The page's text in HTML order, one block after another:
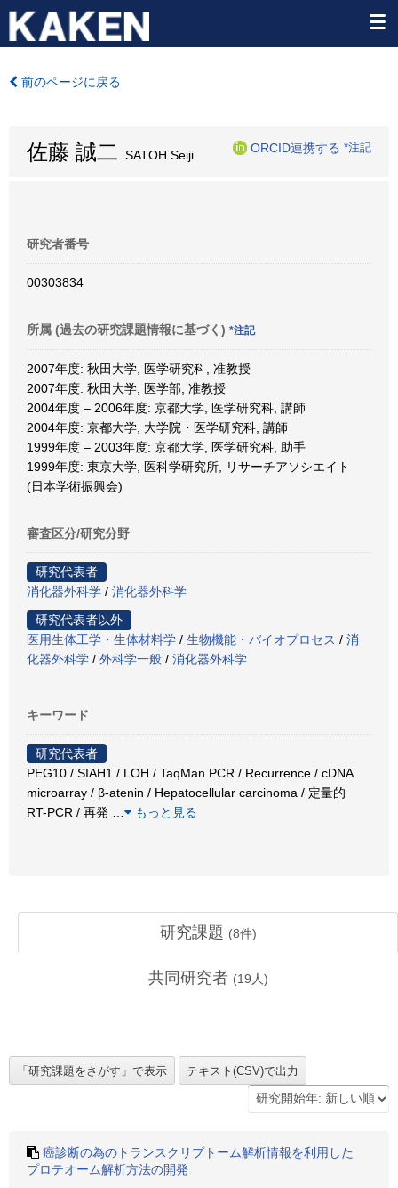
前のページに戻る
佐藤 誠二 SATOH Seiji
ORCID連携する *注記
研究者番号
00303834
所属 (過去の研究課題情報に基づく) *注記
2007年度: 秋田大学, 医学研究科, 准教授
2007年度: 秋田大学, 医学部, 准教授
2004年度 – 2006年度: 京都大学, 医学研究科, 講師
2004年度: 京都大学, 大学院・医学研究科, 講師
1999年度 – 2003年度: 京都大学, 医学研究科, 助手
1999年度: 東京大学, 医科学研究所, リサーチアソシエイト
(日本学術振興会)
審査区分/研究分野
研究代表者
消化器外科学 / 消化器外科学
研究代表者以外
医用生体工学・生体材料学 / 生物機能・バイオプロセス / 消
化器外科学 / 外科学一般 / 消化器外科学
キーワード
研究代表者
PEG10 / SIAH1 / LOH / TaqMan PCR / Recurrence / cDNA
microarray / β-atenin / Hepatocellular carcinoma / 定量的
RT-PCR / 再発
もっと見る
研究課題 (8件)
共同研究者 (19 人)
癌診断の為のトランスクリプトーム解析情報を利用した
プロテオーム解析方法の開発